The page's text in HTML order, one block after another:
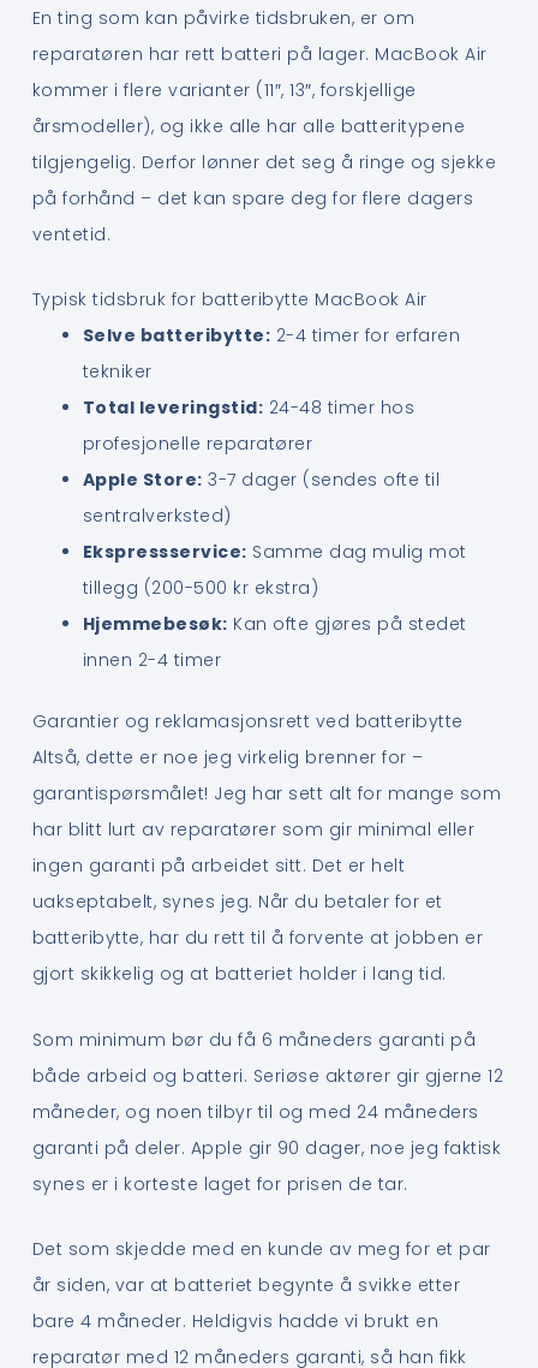
En ting som kan påvirke tidsbruken, er om
reparatøren har rett batteri på lager. MacBook Air
kommer i flere varianter (11″, 13″, forskjellige
årsmodeller), og ikke alle har alle batteritypene
tilgjengelig. Derfor lønner det seg å ringe og sjekke
på forhånd – det kan spare deg for flere dagers
ventetid.
Typisk tidsbruk for batteribytte MacBook Air
Selve batteribytte: 2-4 timer for erfaren
tekniker
Total leveringstid: 24-48 timer hos
profesjonelle reparatører
Apple Store: 3-7 dager (sendes ofte til
sentralverksted)
Ekspressservice: Samme dag mulig mot
tillegg (200-500 kr ekstra)
Hjemmebesøk: Kan ofte gjøres på stedet
innen 2-4 timer
Garantier og reklamasjonsrett ved batteribytte
Altså, dette er noe jeg virkelig brenner for –
garantispørsmålet! Jeg har sett alt for mange som
har blitt lurt av reparatører som gir minimal eller
ingen garanti på arbeidet sitt. Det er helt
uakseptabelt, synes jeg. Når du betaler for et
batteribytte, har du rett til å forvente at jobben er
gjort skikkelig og at batteriet holder i lang tid.
Som minimum bør du få 6 måneders garanti på
både arbeid og batteri. Seriøse aktører gir gjerne 12
måneder, og noen tilbyr til og med 24 måneders
garanti på deler. Apple gir 90 dager, noe jeg faktisk
synes er i korteste laget for prisen de tar.
Det som skjedde med en kunde av meg for et par
år siden, var at batteriet begynte å svikke etter
bare 4 måneder. Heldigvis hadde vi brukt en
reparatør med 12 måneders garanti, så han fikk